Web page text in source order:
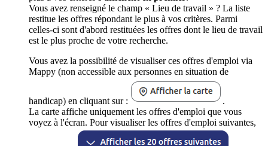
Vous avez renseigné le champ « Lieu de travail » ? La liste
restitue les offres répondant le plus à vos critères. Parmi
celles-ci sont d'abord restituées les offres dont le lieu de travail
est le plus proche de votre recherche.
Vous avez la possibilité de visualiser ces offres d'emploi via
Mappy (non accessible aux personnes en situation de
handicap) en cliquant sur :
.
La carte affiche uniquement les offres d'emploi que vous
voyez à l'écran. Pour visualiser les offres d'emploi suivantes,